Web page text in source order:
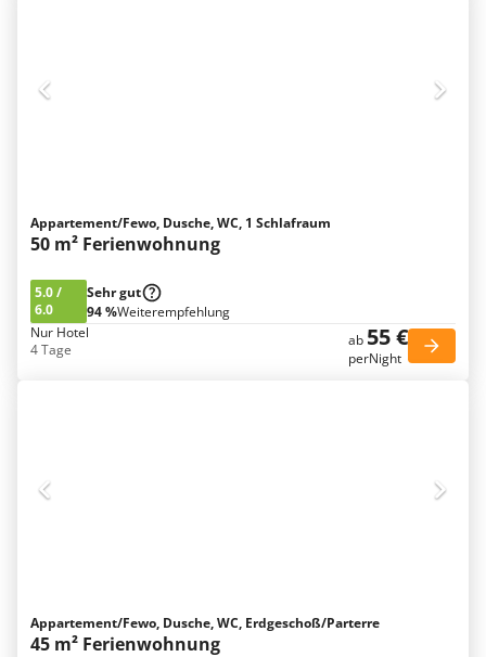
Appartement/Fewo, Dusche, WC, 1 Schlafraum
50 m² Ferienwohnung
5.0/
6.0
Sehr gut
94 %Weiterempfehlung
Nur Hotel
4 Tage
ab 55 €
perNight
Appartement/Fewo, Dusche, WC, Erdgeschoß/Parterre
45 m² Ferienwohnung